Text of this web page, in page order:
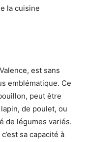
la cuisine
est sans
emblématique. Ce
peut être
de poulet, ou
de légumes variés.
sa capacité à